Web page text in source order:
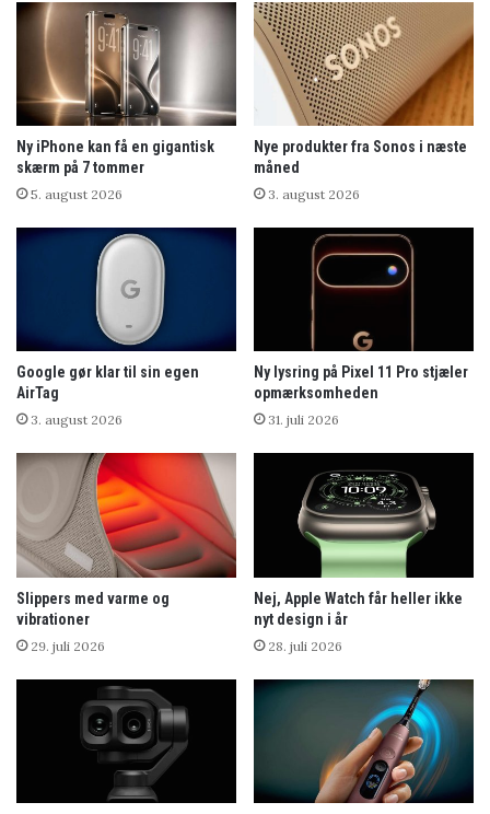
Ny iPhone kan få en gigantisk
skærm på 7 tommer
5. august 2026
Nye produkter fra Sonos i næste
måned
3. august 2026
Google gør klar til sin egen
AirTag
3. august 2026
Ny lysring på Pixel 11 Pro stjæler
opmærksomheden
31. juli 2026
Slippers med varme og
vibrationer
29. juli 2026
Nej, Apple Watch får heller ikke
nyt design i år
28. juli 2026